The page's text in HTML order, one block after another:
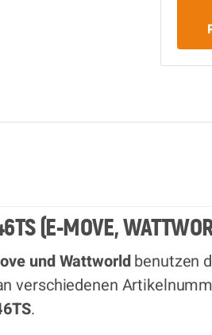
(E-MOVE,
und Wattworldbenutzen
verschiedenen
.